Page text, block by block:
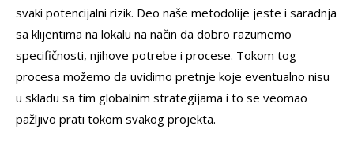
svaki potencijalni rizik. Deo naše metodolije jeste i saradnja
sa klijentima na lokalu na način da dobro razumemo
specifičnosti, njihove potrebe i procese. Tokom tog
procesa možemo da uvidimo pretnje koje eventualno nisu
u skladu sa tim globalnim strategijama i to se veomao
pažljivo prati tokom svakog projekta.